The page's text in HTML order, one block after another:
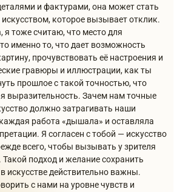
и фактурами, она может стать
которое вызывает отклик.
я тоже считаю, что место для
именно то, что дает возможность
прочувствовать её настроения и
гравюры и иллюстрации, как ты
прошлое с такой точностью, что
выразительность. Зачем нам точные
должно затрагивать наши
работа «дышала» и оставляла
Я согласен с тобой — искусство
всего, чтобы вызывать у зрителя
подход и желание сохранить
искусстве действительно важны.
с нами на уровне чувств и